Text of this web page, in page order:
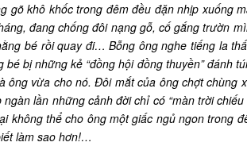
gõ khô khốc trong đêm đều đặn nhịp xuống
đang chống đôi nạng gỗ, cố gắng trườn
bé rồi quay đi… Bỗng ông nghe tiếng la
bé bị những kẻ “đồng hội đồng thuyền” đánh
ông vừa cho nó. Đôi mắt của ông chợt
lần những cảnh đời chỉ có “màn trời
không thể cho ông một giấc ngủ ngon
làm sao hơn!…